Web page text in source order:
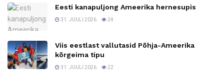
Eesti kanapuljong Ameerika hernesupis
31. JUULI 2026 24
Viis eestlast vallutasid Põhja-Ameerika
kõrgeima tipu
31. JUULI 2026 22